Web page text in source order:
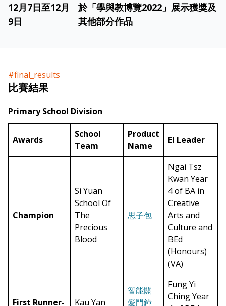
12月7日至12月
9日
於「學與教博覽2022」展示獲獎及
其他部分作品
#final_results
比賽結果
Primary School Division
Awards
School
Team
Product
Name
EI Leader
Champion
Si Yuan
School Of
The
Precious
Blood
思子包
Ngai Tsz
Kwan Year
4 of BA in
Creative
Arts and
Culture and
BEd
(Honours)
(VA)
First Runner- Kau Yan
智能關
愛門鐘
Fung Yi
Ching Year